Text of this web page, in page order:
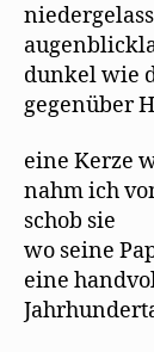
dunkel wie
gegenüber
eine Kerze
nahm ich
schob sie
wo seine
eine